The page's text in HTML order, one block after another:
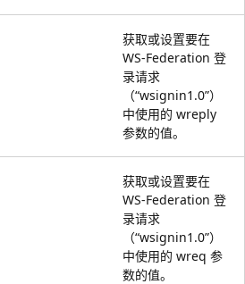
获取或设置要在
WS-Federation 登
录请求
（“wsignin1.0”）
中使用的 wreply
参数的值。
获取或设置要在
WS-Federation 登
录请求
（“wsignin1.0”）
中使用的 wreq 参
数的值。